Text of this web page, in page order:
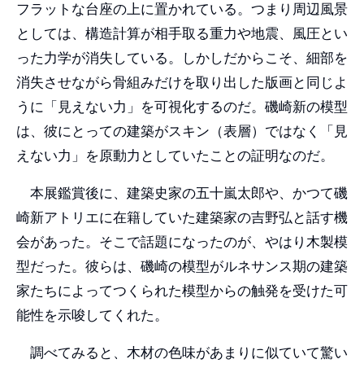
フラットな台座の上に置かれている。つまり周辺風景
としては、構造計算が相手取る重力や地震、風圧とい
った力学が消失している。しかしだからこそ、細部を
消失させながら骨組みだけを取り出した版画と同じよ
うに「見えない力」を可視化するのだ。磯崎新の模型
は、彼にとっての建築がスキン（表層）ではなく「見
えない力」を原動力としていたことの証明なのだ。
本展鑑賞後に、建築史家の五十嵐太郎や、かつて磯
崎新アトリエに在籍していた建築家の吉野弘と話す機
会があった。そこで話題になったのが、やはり木製模
型だった。彼らは、磯崎の模型がルネサンス期の建築
家たちによってつくられた模型からの触発を受けた可
能性を示唆してくれた。
調べてみると、木材の色味があまりに似ていて驚い